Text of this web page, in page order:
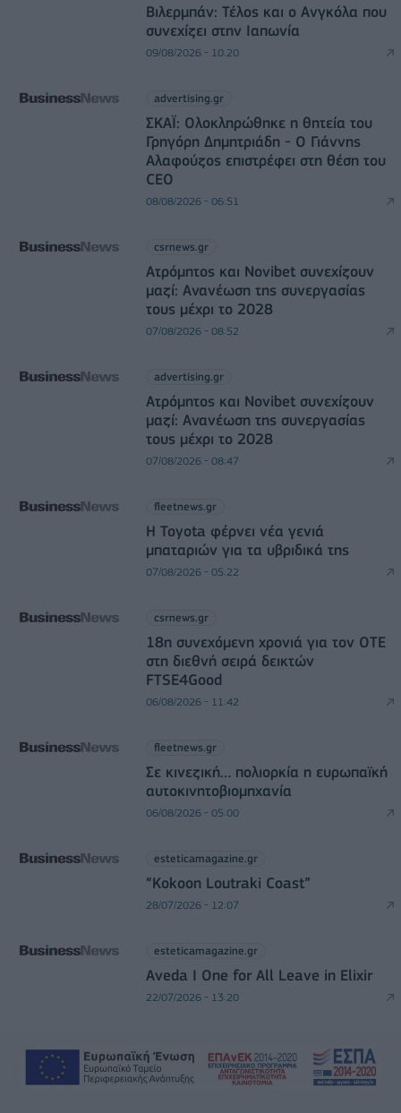
Βιλερμπάν: Τέλος και ο Ανγκόλα που
συνεχίζει στην Ιαπωνία
09/08/2026 - 10:20
advertising.gr
ΣΚΑΪ: Ολοκληρώθηκε η θητεία του
Γρηγόρη Δημητριάδη - Ο Γιάννης
Αλαφούζος επιστρέφει στη θέση του
CEO
08/08/2026 - 06:51
csrnews.gr
Ατρόμητος και Novibet συνεχίζουν
μαζί: Ανανέωση της συνεργασίας
τους μέχρι το 2028
07/08/2026 - 08:52
advertising.gr
Ατρόμητος και Novibet συνεχίζουν
μαζί: Ανανέωση της συνεργασίας
τους μέχρι το 2028
07/08/2026 - 08:47
fleetnews.gr
Η Toyota φέρνει νέα γενιά
μπαταριών για τα υβριδικά της
07/08/2026 - 05:22
csrnews.gr
18η συνεχόμενη χρονιά για τον ΟΤΕ
στη διεθνή σειρά δεικτών
FTSE4Good
06/08/2026 - 11:42
fleetnews.gr
Σε κινεζική… πολιορκία η ευρωπαϊκή
αυτοκινητοβιομηχανία
06/08/2026 - 05:00
esteticamagazine.gr
“Kokoon Loutraki Coast”
28/07/2026 - 12:07
esteticamagazine.gr
Aveda I One for All Leave in Elixir
22/07/2026 - 13:20